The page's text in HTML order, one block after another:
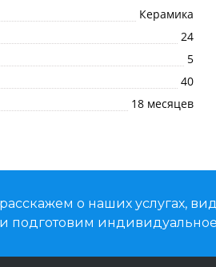
Керамика
24
5
40
18 месяцев
о наших услугах,
и подготовим